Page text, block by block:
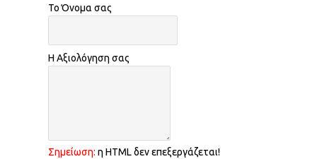
Το Όνομα σας
Η Αξιολόγηση σας
Σημείωση: η HTML δεν επεξεργάζεται!